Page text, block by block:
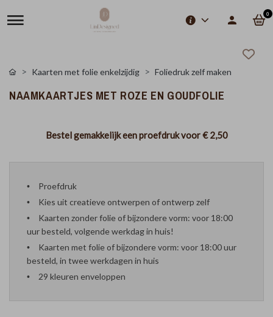
0
Kaarten met folie enkelzijdig Foliedruk zelf maken
NAAMKAARTJES MET ROZE EN GOUDFOLIE
Bestel gemakkelijk een proefdruk voor€ 2,50
Proefdruk
Kies uit creatieve ontwerpen of ontwerp zelf
Kaarten zonder folie of bijzondere vorm: voor 18:00
uur besteld, volgende werkdag in huis!
Kaarten met folie of bijzondere vorm: voor 18:00 uur
besteld, in twee werkdagen in huis
29 kleuren enveloppen